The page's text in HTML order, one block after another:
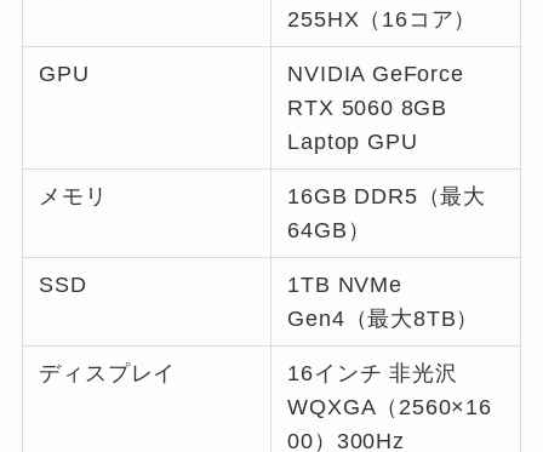
255HX（16コア）
GPU
NVIDIA GeForce
RTX 5060 8GB
Laptop GPU
メモリ
16GB DDR5（最大
64GB）
SSD
1TB NVMe
Gen4（最大8TB）
ディスプレイ
16インチ 非光沢
WQXGA（2560×16
00）300Hz